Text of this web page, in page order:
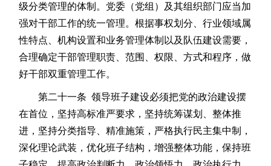
级分类管理的体制。党委（党组）及其组织部门应当加
强对干部工作的统一管理。根据事权划分、行业领域属
性特点、机构设置和业务管理体制以及队伍建设需要，
合理确定干部管理职责、范围、权限、方式和程序，做
好干部双重管理工作。
第二十一条 领导班子建设必须把党的政治建设摆
在首位，坚持高标准严要求，坚持统筹谋划、整体推
进，坚持分类指导、精准施策，严格执行民主集中制，
深化理论武装，优化班子结构，增强整体功能，保持班